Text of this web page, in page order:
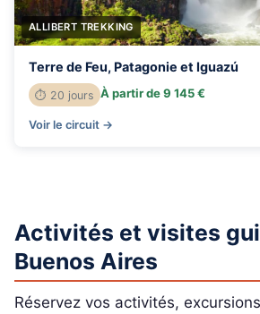
ALLIBERT TREKKING
Terre de Feu, Patagonie et Iguazú
⏱ 20 jours À partir de 9 145 €
Voir le circuit →
Activités et visites
Buenos Aires
Réservez vos activités,